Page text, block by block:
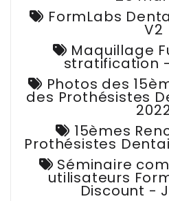
FormLabs
V2
Maquillage
stratification
Photos des
des Prothésistes
15èmes
Prothésistes
Séminaire
utilisateurs
Discount -